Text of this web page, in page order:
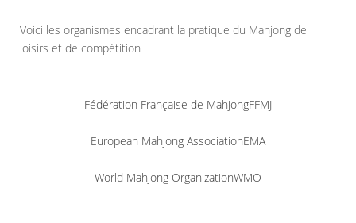
Voici les organismes encadrant la pratique du Mahjong de
loisirs et de compétition
Fédération Française de MahjongFFMJ
European Mahjong AssociationEMA
World Mahjong OrganizationWMO